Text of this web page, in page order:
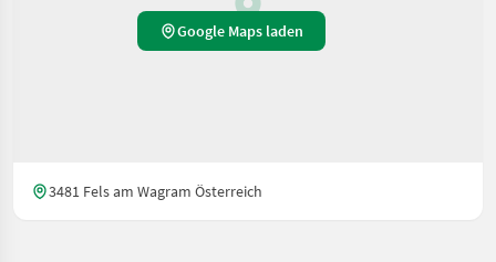
Google Maps laden
3481 Fels am Wagram Österreich